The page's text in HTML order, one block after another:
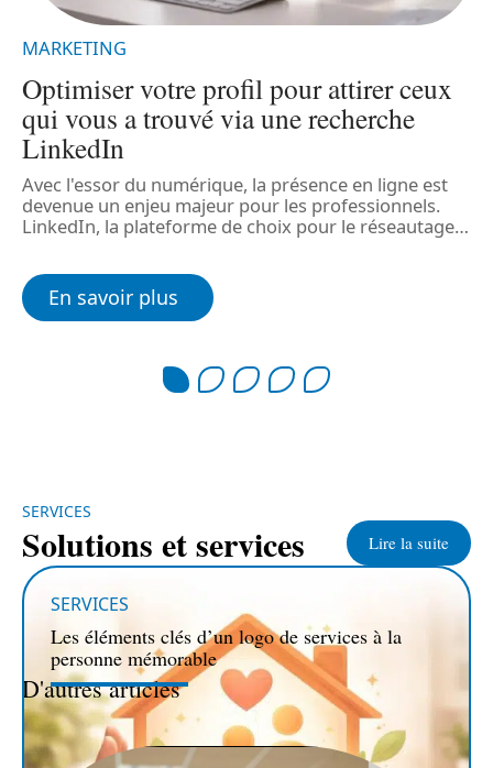
MARKETING
Optimiser votre profil pour attirer ceux
qui vous a trouvé via une recherche
LinkedIn
Avec l'essor du numérique, la présence en ligne est
devenue un enjeu majeur pour les professionnels.
LinkedIn, la plateforme de choix pour le réseautage…
En savoir plus
SERVICES
Solutions et services Lire la suite
SERVICES
Les éléments clés d’un logo de services à la
personne mémorable
D'autres articles